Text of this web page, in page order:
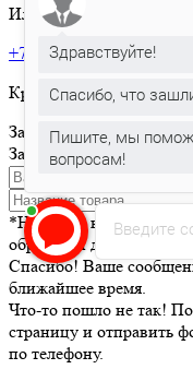
Или позвоните по
+7 495 150-36-47
Круглосуточная
Заказать товар
Заполните и
*Нажимая кнопку
обработки данных и
Спасибо! Ваше
ближайшее время.
Что-то пошло не так!
страницу и отправить
по телефону.
Введите
Здравствуйте!
Спасибо, что
Пишите, мы
вопросам!